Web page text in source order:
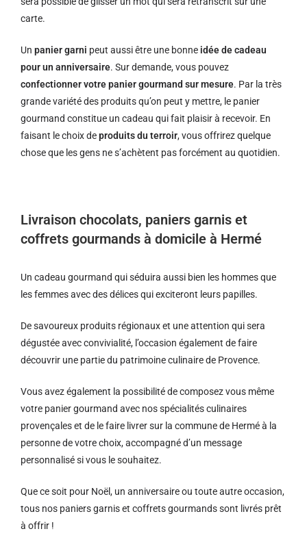
carte.
Un panier garni peut aussi être une bonne idée de cadeau
pour un anniversaire. Sur demande, vous pouvez
confectionner votre panier gourmand sur mesure. Par la très
grande variété des produits qu’on peut y mettre, le panier
gourmand constitue un cadeau qui fait plaisir à recevoir. En
faisant le choix deproduits du terroir, vous offrirez quelque
chose que les gens ne s’achètent pas forcément au quotidien.
Livraison chocolats, paniers garnis et
coffrets gourmands à domicile à Hermé
Un cadeau gourmand qui séduira aussi bien les hommes que
les femmes avec des délices qui exciteront leurs papilles.
De savoureux produits régionaux et une attention qui sera
dégustée avec convivialité, l’occasion également de faire
découvrir une partie du patrimoine culinaire de Provence.
Vous avez également la possibilité de composez vous même
votre panier gourmand avec nos spécialités culinaires
provençales et de le faire livrer sur la commune de Hermé à la
personne de votre choix, accompagné d’un message
personnalisé si vous le souhaitez.
Que ce soit pour Noël, un anniversaire ou toute autre occasion,
tous nos paniers garnis et coffrets gourmands sont livrés prêt
à offrir !